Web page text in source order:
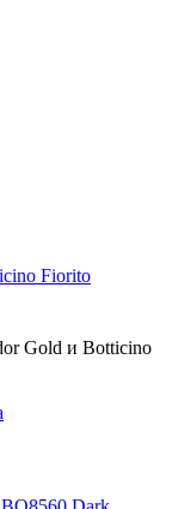
Fiorito
Gold и Botticino